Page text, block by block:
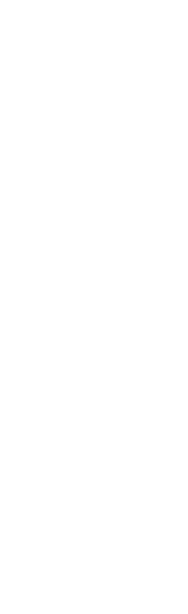
NGƯ DÂN VIỆT
BÊN KIA QUỐC
TỪ NÔNG THÔN